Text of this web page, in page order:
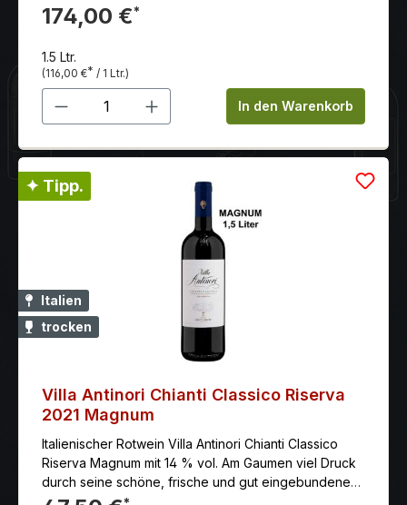
Reifung der hohen Konzentration regionaler
Komponenten, typisch für Fèlsina und Poggio a
angenehmen Anklänge von Leder und Erde, die dem
Wein Tiefe verleihen.
174,00 €*
1.5 Ltr.
(116,00 €* / 1 Ltr.)
Produkt Anzahl: Gib denIn den Warenkorb
✦ Tipp.
Italien
trocken
Villa Antinori Chianti Classico Riserva
2021 Magnum
Italienischer Rotwein Villa Antinori Chianti Classico
Riserva Magnum mit 14 % vol. Am Gaumen viel Druck
durch seine schöne, frische und gut eingebundene
Säure.